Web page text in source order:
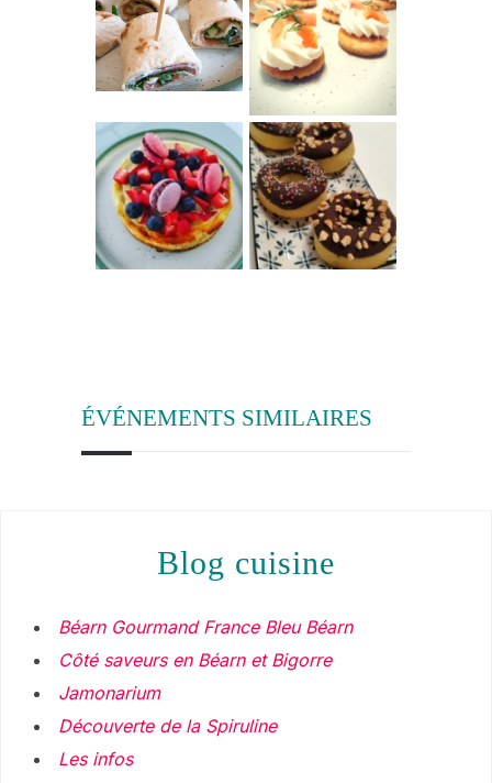
ÉVÉNEMENTS SIMILAIRES
blog cuisine
Béarn Gourmand France Bleu Béarn
Côté saveurs en Béarn et Bigorre
Jamonarium
Découverte de la Spiruline
Les infos